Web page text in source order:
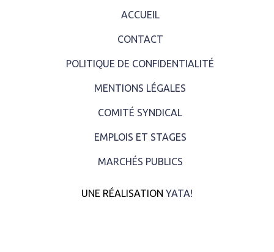
ACCUEIL
CONTACT
POLITIQUE DE CONFIDENTIALITÉ
MENTIONS LÉGALES
COMITÉ SYNDICAL
EMPLOIS ET STAGES
MARCHÉS PUBLICS
UNE RÉALISATION YATA!